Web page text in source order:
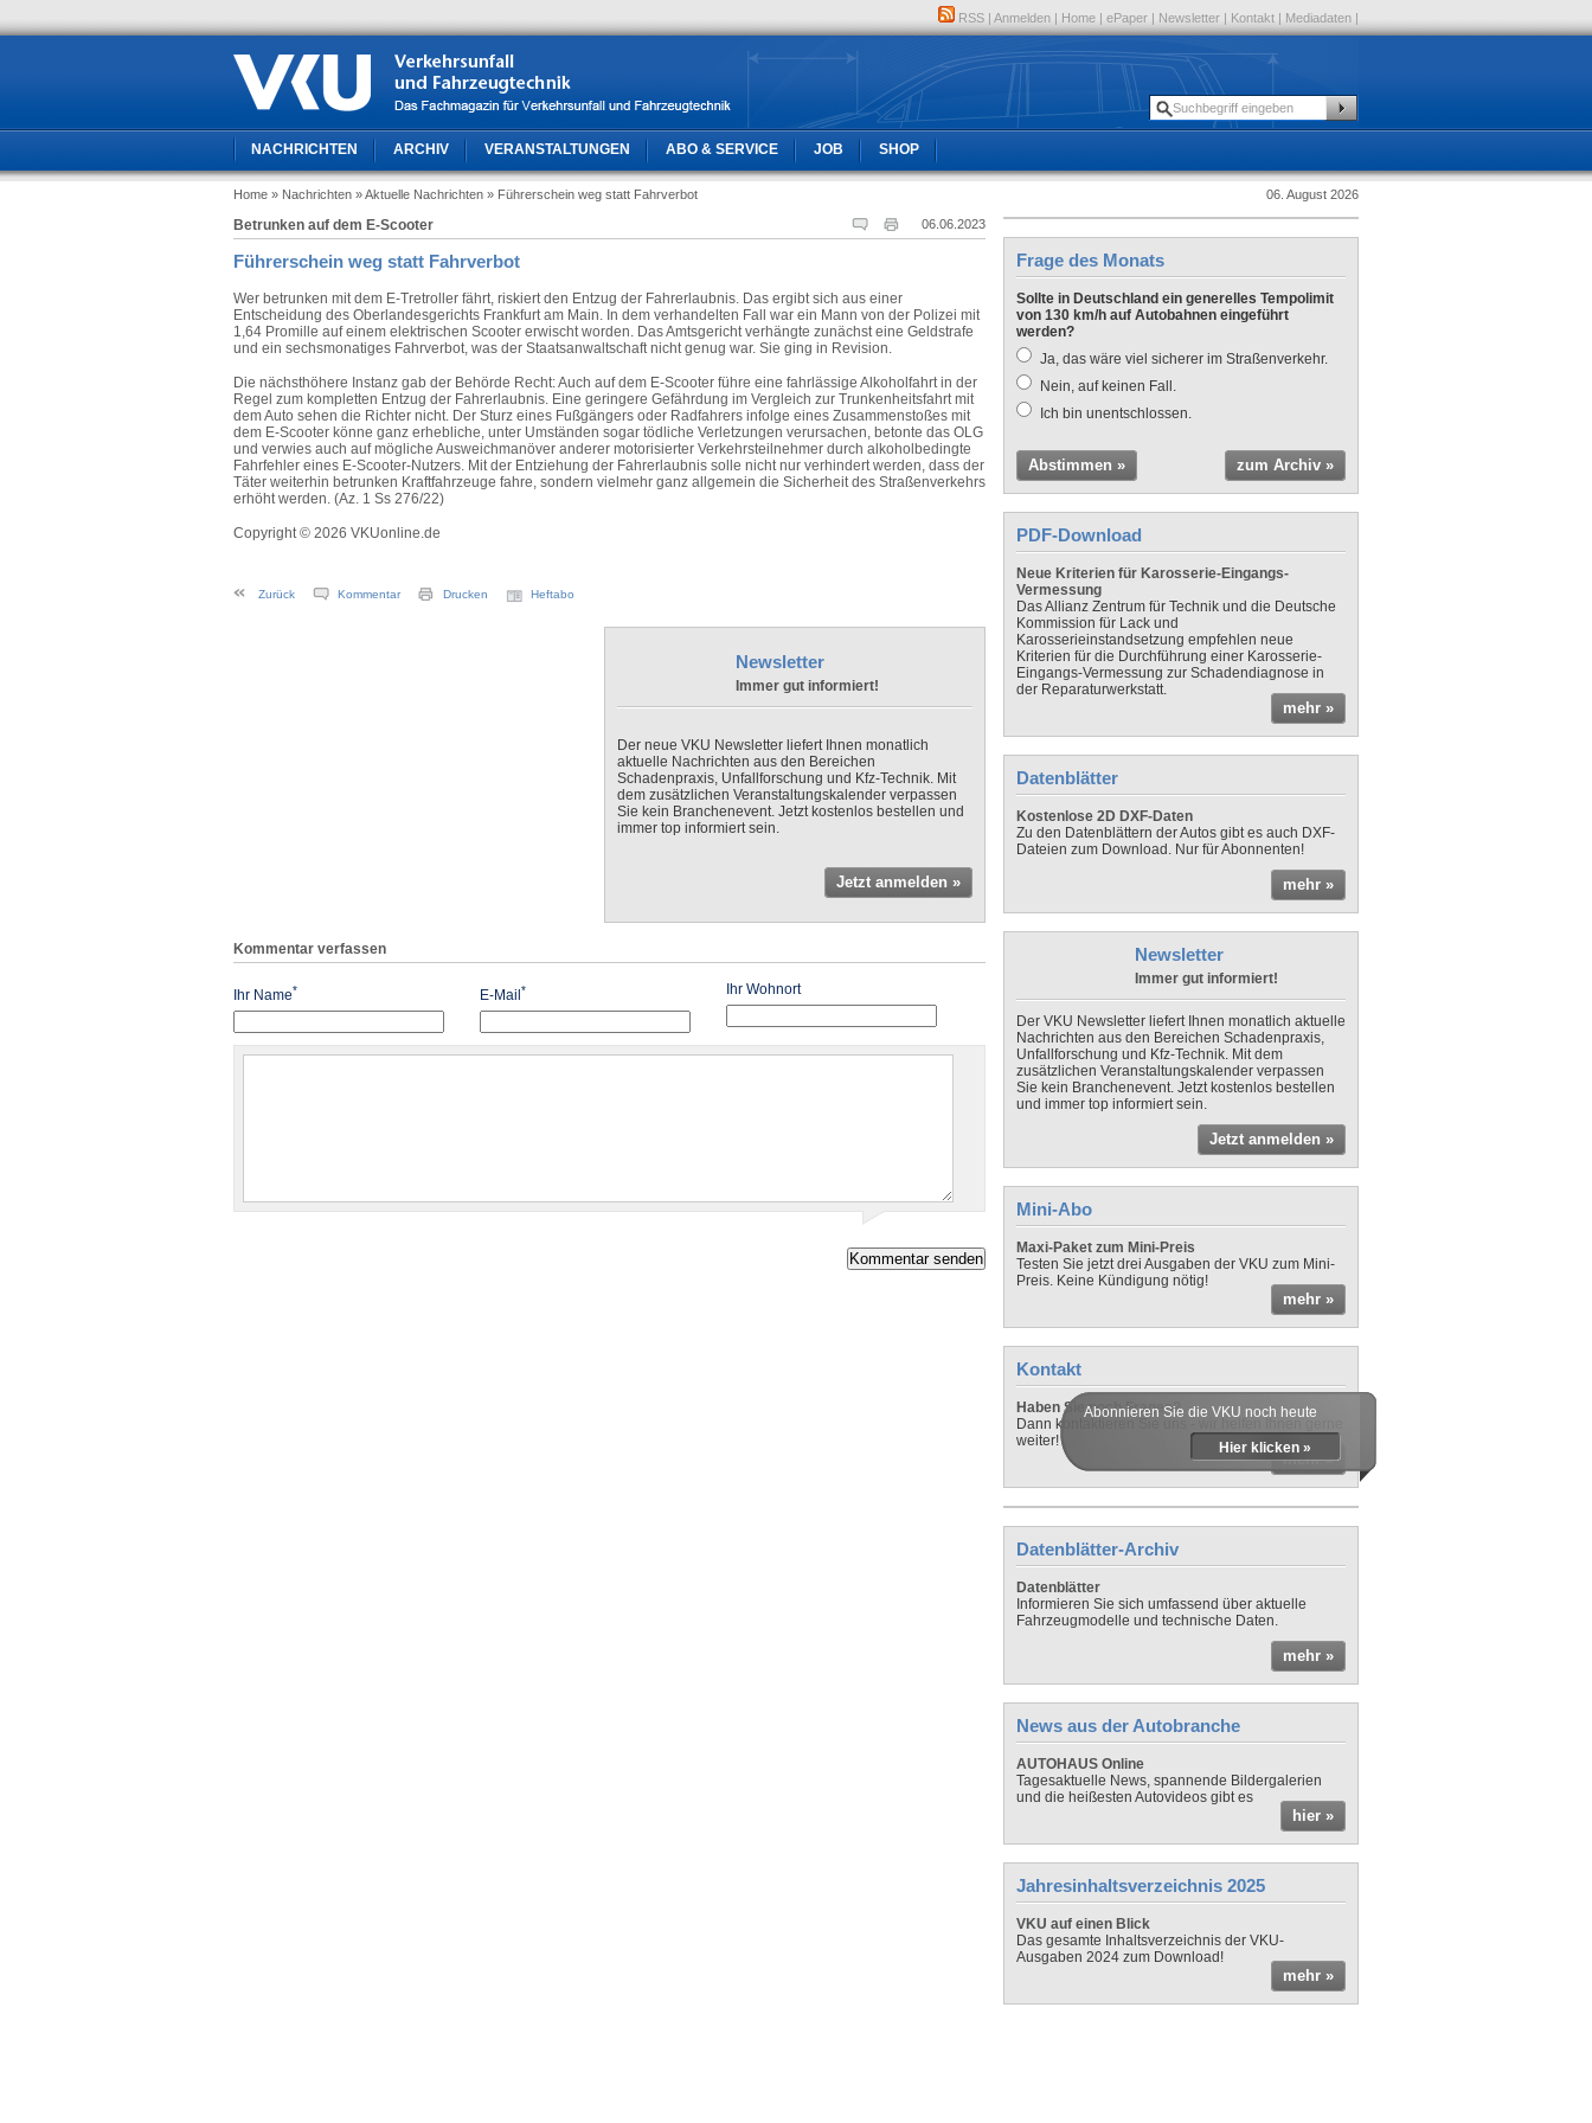
RSS | Anmelden | Home | ePaper | Newsletter | Kontakt | Mediadaten |
NACHRICHTEN ARCHIV VERANSTALTUNGEN ABO & SERVICE JOB SHOP
Home » Nachrichten » Aktuelle Nachrichten » Führerschein weg statt Fahrverbot 06. August 2026
06.06.2023
Betrunken auf dem E-Scooter
Führerschein weg statt Fahrverbot
Wer betrunken mit dem E-Tretroller fährt, riskiert den Entzug der Fahrerlaubnis. Das ergibt sich aus einer
Entscheidung des Oberlandesgerichts Frankfurt am Main. In dem verhandelten Fall war ein Mann von der Polizei mit
1,64 Promille auf einem elektrischen Scooter erwischt worden. Das Amtsgericht verhängte zunächst eine Geldstrafe
und ein sechsmonatiges Fahrverbot, was der Staatsanwaltschaft nicht genug war. Sie ging in Revision.
Die nächsthöhere Instanz gab der Behörde Recht: Auch auf dem E-Scooter führe eine fahrlässige Alkoholfahrt in der
Regel zum kompletten Entzug der Fahrerlaubnis. Eine geringere Gefährdung im Vergleich zur Trunkenheitsfahrt mit
dem Auto sehen die Richter nicht. Der Sturz eines Fußgängers oder Radfahrers infolge eines Zusammenstoßes mit
dem E-Scooter könne ganz erhebliche, unter Umständen sogar tödliche Verletzungen verursachen, betonte das OLG
und verwies auch auf mögliche Ausweichmanöver anderer motorisierter Verkehrsteilnehmer durch alkoholbedingte
Fahrfehler eines E-Scooter-Nutzers. Mit der Entziehung der Fahrerlaubnis solle nicht nur verhindert werden, dass der
Täter weiterhin betrunken Kraftfahrzeuge fahre, sondern vielmehr ganz allgemein die Sicherheit des Straßenverkehrs
erhöht werden. (Az. 1 Ss 276/22)
Copyright © 2026 VKUonline.de
Zurück Kommentar Drucken Heftabo
Newsletter
Immer gut informiert!
Der neue VKU Newsletter liefert Ihnen monatlich
aktuelle Nachrichten aus den Bereichen
Schadenpraxis, Unfallforschung und Kfz-Technik. Mit
dem zusätzlichen Veranstaltungskalender verpassen
Sie kein Branchenevent. Jetzt kostenlos bestellen und
immer top informiert sein.
Jetzt anmelden »
Kommentar verfassen
Ihr Name* E-Mail * Ihr Wohnort
Frage des Monats
Sollte in Deutschland ein generelles Tempolimit
von 130 km/h auf Autobahnen eingeführt
werden?
Ja, das wäre viel sicherer im Straßenverkehr.
Nein, auf keinen Fall.
Ich bin unentschlossen.
Abstimmen » zum Archiv »
PDF-Download
Neue Kriterien für Karosserie-Eingangs-
Vermessung
Das Allianz Zentrum für Technik und die Deutsche
Kommission für Lack und
Karosserieinstandsetzung empfehlen neue
Kriterien für die Durchführung einer Karosserie-
Eingangs-Vermessung zur Schadendiagnose in
der Reparaturwerkstatt.
mehr »
Datenblätter
Kostenlose 2D DXF-Daten
Zu den Datenblättern der Autos gibt es auch DXF-
Dateien zum Download. Nur für Abonnenten!
mehr »
Newsletter
Immer gut informiert!
Der VKU Newsletter liefert Ihnen monatlich aktuelle
Nachrichten aus den Bereichen Schadenpraxis,
Unfallforschung und Kfz-Technik. Mit dem
zusätzlichen Veranstaltungskalender verpassen
Sie kein Branchenevent. Jetzt kostenlos bestellen
und immer top informiert sein.
Jetzt anmelden »
Mini-Abo
Maxi-Paket zum Mini-Preis
Testen Sie jetzt drei Ausgaben der VKU zum Mini-
Preis. Keine Kündigung nötig!
mehr »
Kontakt
Haben Sie noch Fragen?
Dann kontaktieren Sie uns - wir helfen Ihnen gerne
weiter!
mehr »
Abonnieren Sie die VKU noch heute
Hier klicken »
Datenblätter-Archiv
Datenblätter
Informieren Sie sich umfassend über aktuelle
Fahrzeugmodelle und technische Daten.
mehr »
News aus der Autobranche
AUTOHAUS Online
Tagesaktuelle News, spannende Bildergalerien
und die heißesten Autovideos gibt es
hier »
Jahresinhaltsverzeichnis 2025
VKU auf einen Blick
Das gesamte Inhaltsverzeichnis der VKU-
Ausgaben 2024 zum Download!
mehr »